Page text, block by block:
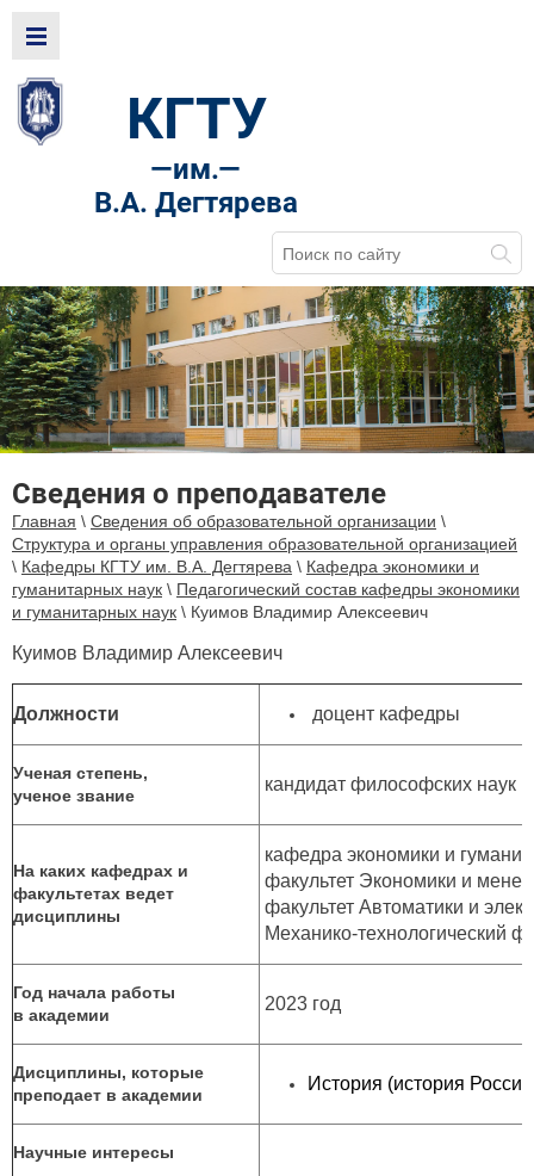
КГТУ
—им.—
В.А. Дегтярева
Сведения о преподавателе
Главная \ Сведения об образовательной организации \
Структура и органы управления образовательной организацией
\ Кафедры КГТУ им. В.А. Дегтярева \ Кафедра экономики и
гуманитарных наук \ Педагогический состав кафедры экономики
и гуманитарных наук \ Куимов Владимир Алексеевич
Куимов Владимир Алексеевич
Должности доцент кафедры
Ученая степень,
ученое звание
кандидат философских наук
На каких кафедрах и
факультетах ведет
дисциплины
кафедра экономики и
факультет Экономики и
факультет Автоматики и
Механико-технологический
Год начала работы
в академии
2023 год
Дисциплины, которые
преподает в академии
История (история
Научные интересы